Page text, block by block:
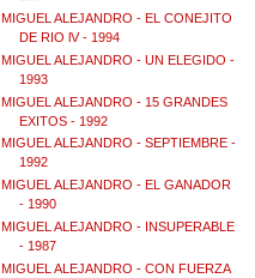
MIGUEL ALEJANDRO - EL CONEJITO
DE RIO lV - 1994
MIGUEL ALEJANDRO - UN ELEGIDO -
1993
MIGUEL ALEJANDRO - 15 GRANDES
EXITOS - 1992
MIGUEL ALEJANDRO - SEPTIEMBRE -
1992
MIGUEL ALEJANDRO - EL GANADOR
- 1990
MIGUEL ALEJANDRO - INSUPERABLE
- 1987
MIGUEL ALEJANDRO - CON FUERZA